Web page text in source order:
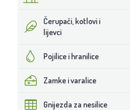
Čerupači, kotlovi i
lijevci
Pojilice i hranilice
Zamke i varalice
Gnijezda za nesilice